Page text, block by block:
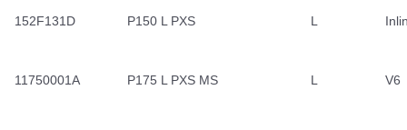
152F131D P150 L PXS L
11750001A P175 L PXS MS L V6